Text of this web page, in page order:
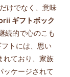
けでなく、意味
ギフトボック
続的で心のこも
トには、思い
れており、家族
ッケージされて